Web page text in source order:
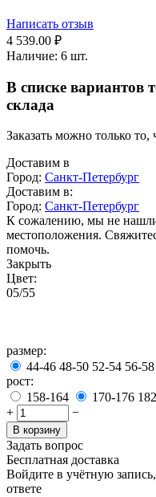
Написать отзыв
4 539.00 ₽
Наличие: 6 шт.
В списке вариантов
склада
Заказать можно только то,
Доставим в
Город: Санкт-Петербург
Доставим в:
Город: Санкт-Петербург
К сожалению, мы не нашли
местоположения.
помочь.
Закрыть
Цвет:
05/55
размер:
44-46 48-50 52-54 56-58
рост:
158-164
170-176
+
−
В корзину
Задать вопрос
Бесплатная доставка
Войдите в учётную
ответе